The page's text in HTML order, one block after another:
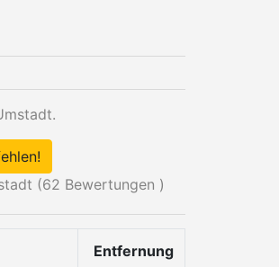
(62 Bewertungen )
Entfernung